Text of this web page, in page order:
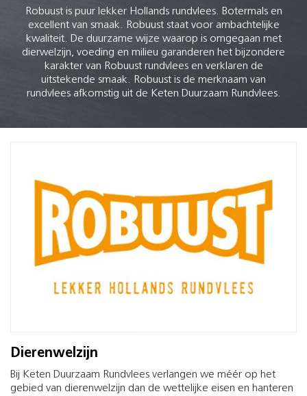
Robuust is puur lekker Hollands rundvlees. Botermals en
excellent van smaak. Robuust staat voor ambachtelijke
kwaliteit. De duurzame wijze waarop is omgegaan met
dierwelzijn, voeding en milieu garanderen het bijzondere
karakter van Robuust rundvlees en verklaren de
uitstekende smaak. Robuust is de merknaam van
rundvlees afkomstig uit de Keten Duurzaam Rundvlees.
Dierenwelzijn
Bij Keten Duurzaam Rundvlees verlangen we méér op het
gebied van dierenwelzijn dan de wettelijke eisen en hanteren